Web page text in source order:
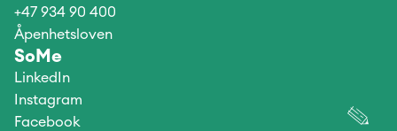
+47 934 90 400
Åpenhetsloven
SoMe
LinkedIn
Instagram
Facebook